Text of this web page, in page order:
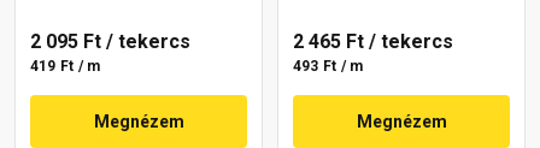
2 095 Ft / tekercs
419 Ft / m
Megnézem
2 465 Ft / tekercs
493 Ft / m
Megnézem